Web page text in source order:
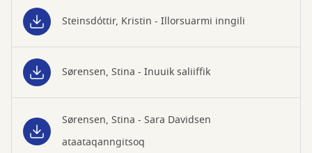
Steinsdóttir, Kristin - Illorsuarmi inngili
Sørensen, Stina - Inuuik saliiffik
Sørensen, Stina - Sara Davidsen
ataataqanngitsoq